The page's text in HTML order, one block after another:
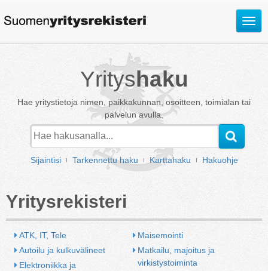
Avaa
Yrityshaku
Hae yritystietoja nimen, paikkakunnan, osoitteen, toimialan tai
palvelun avulla.
Sijaintisi Tarkennettu haku Karttahaku Hakuohje
Yritysrekisteri
ATK, IT, Tele
Autoilu ja kulkuvälineet
Elektroniikka ja
Maisemointi
Matkailu, majoitus ja
virkistystoiminta